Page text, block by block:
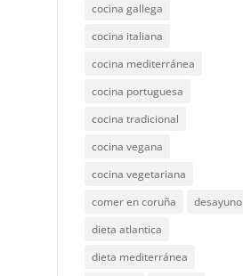
cocina gallega
cocina italiana
cocina mediterránea
cocina portuguesa
cocina tradicional
cocina vegana
cocina vegetariana
comer en coruña
desayuno
dieta atlantica
dieta mediterránea